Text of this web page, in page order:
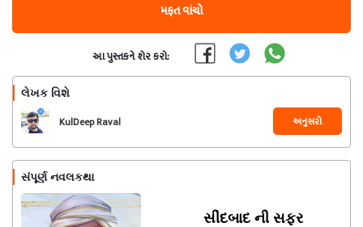
મફત વાંચો
આ પુસ્તકને શેર કરો:
લેખક વિશે
KulDeep Raval અનુસરો
સંપૂર્ણ નવલકથા
સીંદબાદ ની સફર